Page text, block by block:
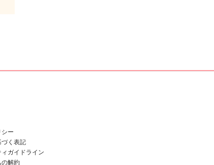
シー
づく表記
ガイドライン
の解約